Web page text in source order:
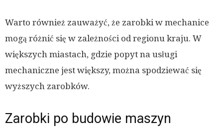
Warto również zauważyć, że zarobki w mechanice
mogą różnić się w zależności od regionu kraju. W
większych miastach, gdzie popyt na usługi
mechaniczne jest większy, można spodziewać się
wyższych zarobków.
Zarobki po budowie maszyn